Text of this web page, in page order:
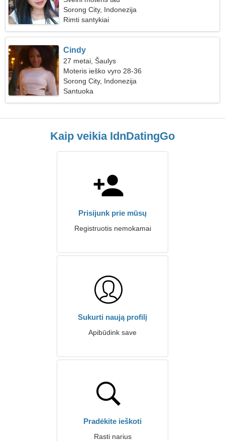
Sorong City, Indonezija
Rimti santykiai
Cindy
27 metai, Šaulys
Moteris ieško vyro 28-36
Sorong City, Indonezija
Santuoka
Kaip veikia IdnDatingGo
Prisijunk prie mūsų
Registruotis nemokamai
Sukurti naują profilį
Apibūdink save
Pradėkite ieškoti
Rasti narius